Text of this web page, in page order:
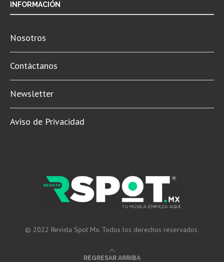
INFORMACIÓN
Nosotros
Contáctanos
Newsletter
Aviso de Privacidad
© 2022 Revista Spot Mx. Todos los derechos reservados.
REGRESAR ARRIBA